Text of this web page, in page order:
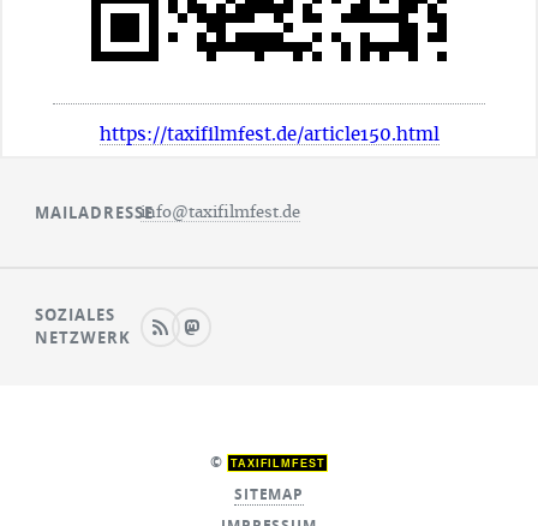
https://taxifilmfest.de/article150.html
MAILADRESSEinfo@taxifilmfest.de
SOZIALES
NETZWERK
© TAXIFILMFEST
SITEMAP